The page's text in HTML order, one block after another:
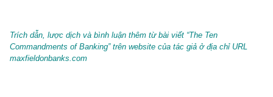
Không mất thời gian quý độc giả nhiều hơn nữa, chúng ta cùng
bài viết về 10 điều răn cho một banker đích thực, được chế tác
10 điều răn của đức Moses trong Kinh Thánh, chúng tôi nhận